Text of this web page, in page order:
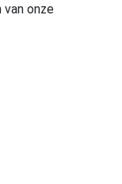
van onze